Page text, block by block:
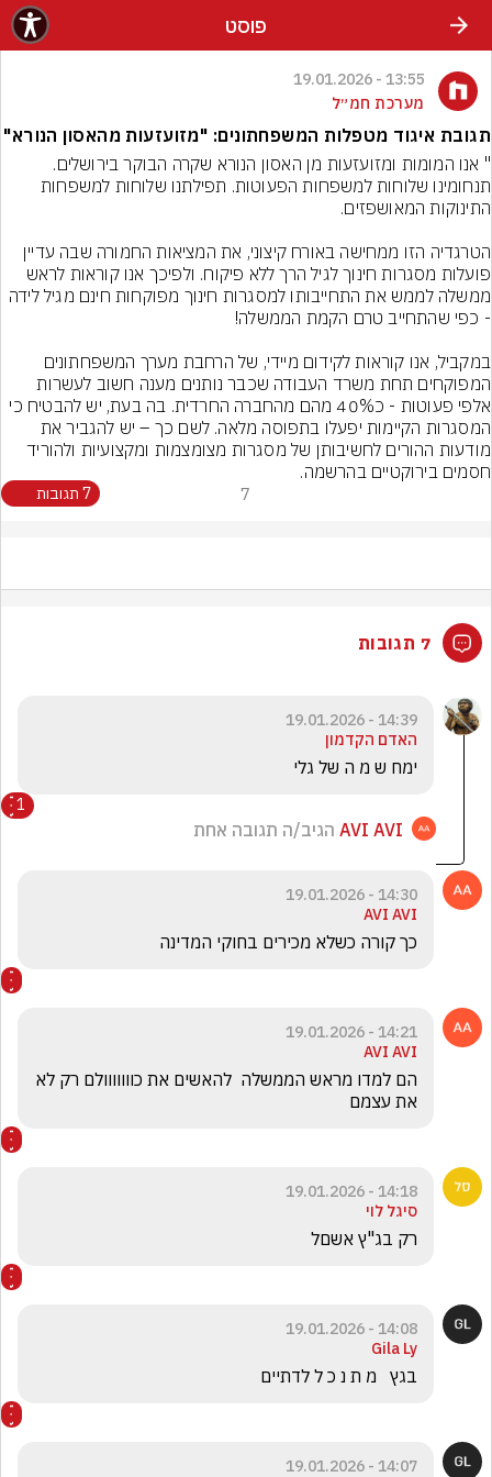
פוסט
13:55 - 19.01.2026
מערכת חמ״ל
תגובת איגוד מטפלות המשפחתונים: "מזועזעות מהאסון הנורא"
המפוקחים תחת משרד העבודה שכבר נותנים מענה חשוב לעשרות
מודעות ההורים לחשיבותן של מסגרות מצומצמות ומקצועיות ולהוריד
חסמים בירוקטיים בהרשמה.
7 7 תגובות
7 תגובות
14:39 - 19.01.2026
האדם הקדמון
ימח ש מ ה של גלי
1
AVI AVI הגיב/ה תגובה אחת
14:30 - 19.01.2026
AVI AVI
כך קורה כשלא מכירים בחוקי המדינה
14:21 - 19.01.2026
AVI AVI
את עצמם
14:18 - 19.01.2026
סיגל לוי
רק בג"ץ אשםל
14:08 - 19.01.2026
Gila Ly
בגץ   מ ת נ כ ל לדתיים
14:07 - 19.01.2026